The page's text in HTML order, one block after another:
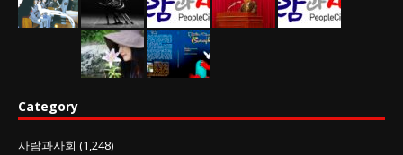
Category
사람과사회 (1,248)